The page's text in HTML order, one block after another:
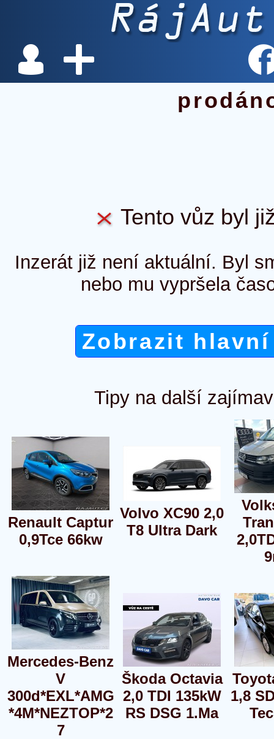
Tento vůz byl
Inzerát již není aktuální. Byl
nebo mu vypršela
Zobrazit
Tipy na další
Renault Captur
0,9Tce 66kw
Volvo XC90 2,0
T8 Ultra Dark
Mercedes-Benz
V
300d*EXL*AMG
*4M*NEZTOP*2
7
Škoda Octavia
2,0 TDI 135kW
RS DSG 1.Ma
1,8